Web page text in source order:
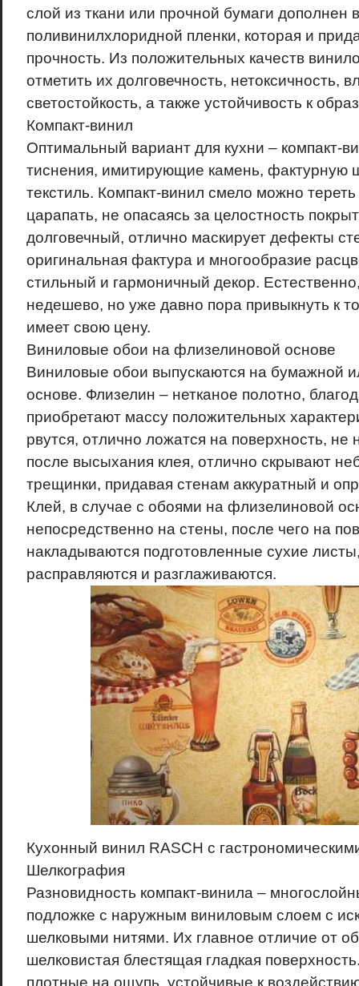
слой из ткани или прочной бумаги дополнен
поливинилхлоридной пленки, которая и
прочность. Из положительных качеств
отметить их долговечность, нетоксичность,
светостойкость, а также устойчивость к
Компакт-винил
Оптимальный вариант для кухни – компакт-
тиснения, имитирующие камень, фактурную
текстиль. Компакт-винил смело можно
царапать, не опасаясь за целостность
долговечный, отлично маскирует дефекты
оригинальная фактура и многообразие
стильный и гармоничный декор.
недешево, но уже давно пора привыкнуть к
имеет свою цену.
Виниловые обои на флизелиновой основе
Виниловые обои выпускаются на бумажной
основе. Флизелин – нетканое полотно,
приобретают массу положительных
рвутся, отлично ложатся на поверхность, не
после высыхания клея, отлично скрывают
трещинки, придавая стенам аккуратный и
Клей, в случае с обоями на флизелиновой
непосредственно на стены, после чего на
накладываются подготовленные сухие
расправляются и разглаживаются.
Кухонный винил RASCH с
Шелкография
Разновидность компакт-винила –
подложке с наружным виниловым слоем с
шелковыми нитями. Их главное отличие от
шелковистая блестящая гладкая
плотные на ощупь, устойчивые к